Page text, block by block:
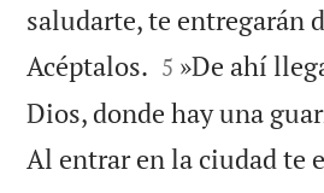
saludarte, te entregarán
Acéptalos. 

5 »De ahí
Dios, donde hay una
Al entrar en la ciudad te